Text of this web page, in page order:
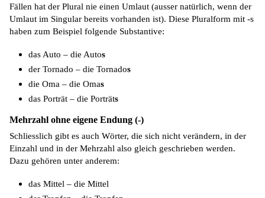
Fällen hat der Plural nie einen Umlaut (ausser natürlich, wenn der
Umlaut im Singular bereits vorhanden ist). Diese Pluralform mit -s
haben zum Beispiel folgende Substantive:
das Auto – die Autos
der Tornado – die Tornados
die Oma – die Omas
das Porträt – die Porträts
Mehrzahl ohne eigene Endung (-)
Schliesslich gibt es auch Wörter, die sich nicht verändern, in der
Einzahl und in der Mehrzahl also gleich geschrieben werden.
Dazu gehören unter anderem:
das Mittel – die Mittel